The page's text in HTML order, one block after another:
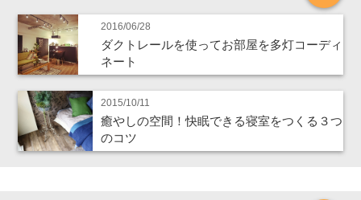
2016/06/28
ダクトレールを使ってお部屋を多灯コーディ
ネート
2015/10/11
癒やしの空間！快眠できる寝室をつくる３つ
のコツ